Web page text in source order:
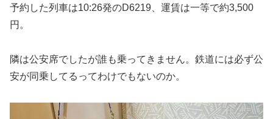
予約した列車は10:26発のD6219、運賃は一等で約3,500
円。
隣は公安席でしたが誰も乗ってきません。鉄道には必ず公
安が同乗してるってわけでもないのか。